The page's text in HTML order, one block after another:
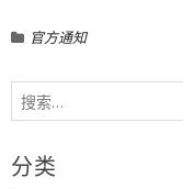
官方通知
搜
索：
分类